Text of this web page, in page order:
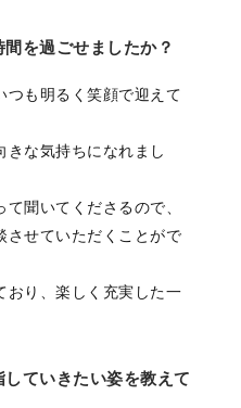
を過ごせましたか？
つも明るく笑顔で迎えて
きな気持ちになれまし
聞いてくださるので、
させていただくことがで
おり、楽しく充実した一
ていきたい姿を教えて